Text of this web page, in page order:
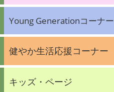
Young Generationコーナー
健やか生活応援コーナー
キッズ・ページ